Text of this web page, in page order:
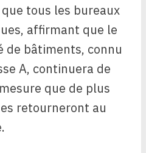
tous les bureaux
affirmant que le
de bâtiments, connu
A, continuera de
que de plus
retourneront au